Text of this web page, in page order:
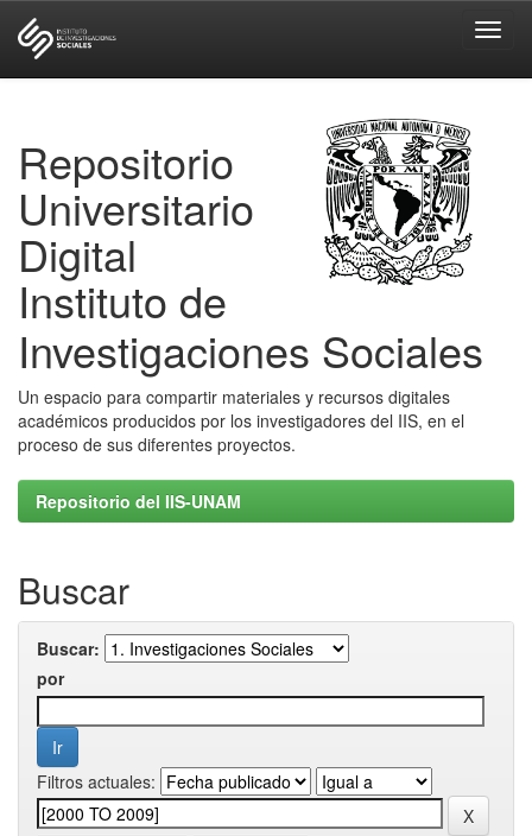
Repositorio
Universitario
Digital
Instituto de
Investigaciones Sociales
Un espacio para compartir materiales y recursos digitales
académicos producidos por los investigadores del IIS, en el
proceso de sus diferentes proyectos.
Repositorio del IIS-UNAM
Buscar
Buscar:
por
Filtros actuales: